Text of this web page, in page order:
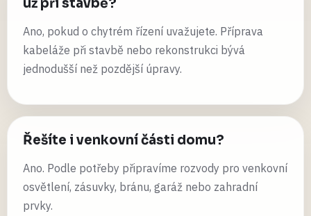
Ano, pokud o chytrém řízení uvažujete. Příprava
kabeláže při stavbě nebo rekonstrukci bývá
jednodušší než pozdější úpravy.
Řešíte i venkovní části domu?
Ano. Podle potřeby připravíme rozvody pro venkovní
osvětlení, zásuvky, bránu, garáž nebo zahradní
prvky.